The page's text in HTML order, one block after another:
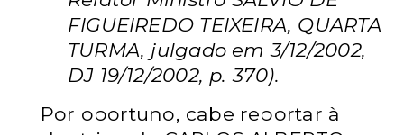
FIGUEIREDO TEIXEIRA, QUARTA
TURMA, julgado em 3/12/2002,
DJ 19/12/2002, p. 370).
Por oportuno, cabe reportar à